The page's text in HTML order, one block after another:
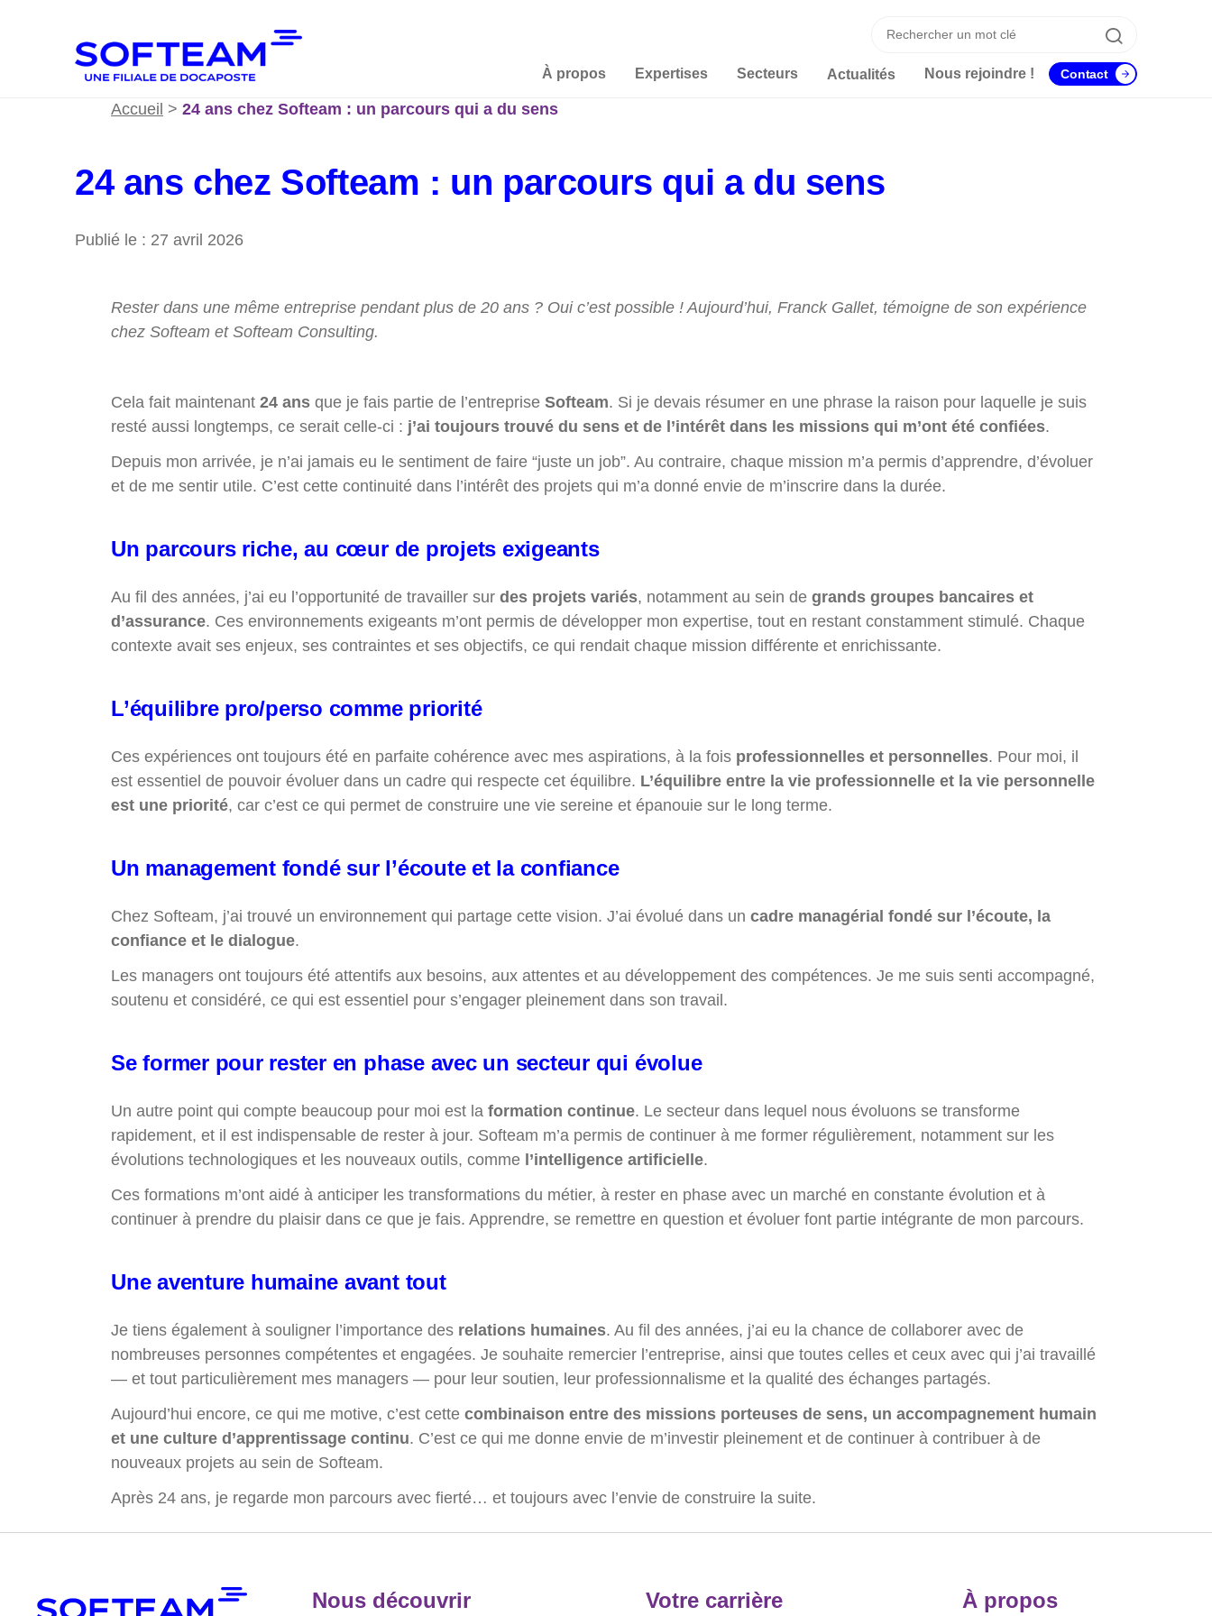
Recherche Recherche
À propos Expertises Secteurs Actualités Nous rejoindre ! Contact
Accueil > 24 ans chez Softeam : un parcours qui a du sens
24 ans chez Softeam : un parcours qui a du sens
Publié le : 27 avril 2026
Rester dans une même entreprise pendant plus de 20 ans ? Oui c’est possible ! Aujourd’hui, Franck Gallet, témoigne de son expérience
chez Softeam et Softeam Consulting.
Cela fait maintenant 24 ans que je fais partie de l’entreprise Softeam. Si je devais résumer en une phrase la raison pour laquelle je suis
resté aussi longtemps, ce serait celle-ci : j’ai toujours trouvé du sens et de l’intérêt dans les missions qui m’ont été confiées.
Depuis mon arrivée, je n’ai jamais eu le sentiment de faire “juste un job”. Au contraire, chaque mission m’a permis d’apprendre, d’évoluer
et de me sentir utile. C’est cette continuité dans l’intérêt des projets qui m’a donné envie de m’inscrire dans la durée.
Un parcours riche, au cœur de projets exigeants
Au fil des années, j’ai eu l’opportunité de travailler sur des projets variés, notamment au sein de grands groupes bancaires et
d’assurance. Ces environnements exigeants m’ont permis de développer mon expertise, tout en restant constamment stimulé. Chaque
contexte avait ses enjeux, ses contraintes et ses objectifs, ce qui rendait chaque mission différente et enrichissante.
L’équilibre pro/perso comme priorité
Ces expériences ont toujours été en parfaite cohérence avec mes aspirations, à la fois professionnelles et personnelles. Pour moi, il
est essentiel de pouvoir évoluer dans un cadre qui respecte cet équilibre. L’équilibre entre la vie professionnelle et la vie personnelle
est une priorité, car c’est ce qui permet de construire une vie sereine et épanouie sur le long terme.
Un management fondé sur l’écoute et la confiance
Chez Softeam, j’ai trouvé un environnement qui partage cette vision. J’ai évolué dans un cadre managérial fondé sur l’écoute, la
confiance et le dialogue.
Les managers ont toujours été attentifs aux besoins, aux attentes et au développement des compétences. Je me suis senti accompagné,
soutenu et considéré, ce qui est essentiel pour s’engager pleinement dans son travail.
Se former pour rester en phase avec un secteur qui évolue
Un autre point qui compte beaucoup pour moi est la formation continue. Le secteur dans lequel nous évoluons se transforme
rapidement, et il est indispensable de rester à jour. Softeam m’a permis de continuer à me former régulièrement, notamment sur les
évolutions technologiques et les nouveaux outils, comme l’intelligence artificielle.
Ces formations m’ont aidé à anticiper les transformations du métier, à rester en phase avec un marché en constante évolution et à
continuer à prendre du plaisir dans ce que je fais. Apprendre, se remettre en question et évoluer font partie intégrante de mon parcours.
Une aventure humaine avant tout
Je tiens également à souligner l’importance des relations humaines. Au fil des années, j’ai eu la chance de collaborer avec de
nombreuses personnes compétentes et engagées. Je souhaite remercier l’entreprise, ainsi que toutes celles et ceux avec qui j’ai travaillé
— et tout particulièrement mes managers — pour leur soutien, leur professionnalisme et la qualité des échanges partagés.
Aujourd’hui encore, ce qui me motive, c’est cette combinaison entre des missions porteuses de sens, un accompagnement humain
et une culture d’apprentissage continu. C’est ce qui me donne envie de m’investir pleinement et de continuer à contribuer à de
nouveaux projets au sein de Softeam.
Après 24 ans, je regarde mon parcours avec fierté… et toujours avec l’envie de construire la suite.
Nous découvrir Votre carrière À propos